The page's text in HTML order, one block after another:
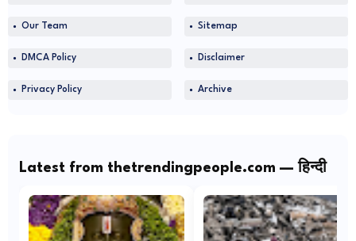
Our Team Sitemap
DMCA Policy Disclaimer
Privacy Policy Archive
Latest from thetrendingpeople.com — हिन्दी